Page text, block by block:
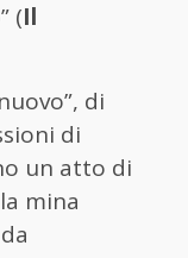
(Il
di
di
un atto di
mina